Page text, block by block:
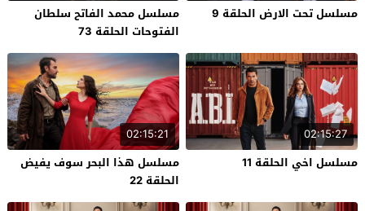
مسلسل تحت الارض الحلقة 9
مسلسل محمد الفاتح سلطان
الفتوحات الحلقة 73
02:15:27
مسلسل اخي الحلقة 11
02:15:21
مسلسل هذا البحر سوف يفيض
الحلقة 22